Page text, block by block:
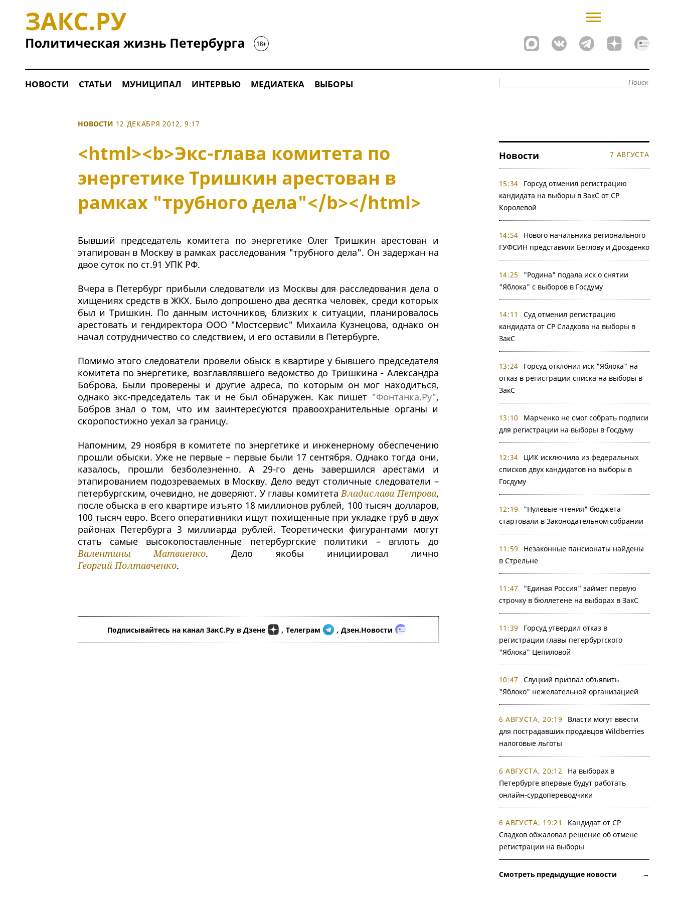
НОВОСТИ СТАТЬИ МУНИЦИПАЛ ИНТЕРВЬЮ МЕДИАТЕКА ВЫБОРЫ
НОВОСТИ 12 ДЕКАБРЯ 2012, 9:17
<html><b>Экс-глава комитета по
энергетике Тришкин арестован в
рамках "трубного дела"</b></html>
Бывший председатель комитета по энергетике Олег Тришкин арестован и
этапирован в Москву в рамках расследования "трубного дела". Он задержан на
двое суток по ст.91 УПК РФ.
Вчера в Петербург прибыли следователи из Москвы для расследования дела о
хищениях средств в ЖКХ. Было допрошено два десятка человек, среди которых
был и Тришкин. По данным источников, близких к ситуации, планировалось
арестовать и гендиректора ООО "Мостсервис" Михаила Кузнецова, однако он
начал сотрудничество со следствием, и его оставили в Петербурге.
Помимо этого следователи провели обыск в квартире у бывшего председателя
комитета по энергетике, возглавлявшего ведомство до Тришкина - Александра
Боброва. Были проверены и другие адреса, по которым он мог находиться,
однако экс-председатель так и не был обнаружен. Как пишет "Фонтанка.Ру",
Бобров знал о том, что им заинтересуются правоохранительные органы и
скоропостижно уехал за границу.
Напомним, 29 ноября в комитете по энергетике и инженерному обеспечению
прошли обыски. Уже не первые – первые были 17 сентября. Однако тогда они,
казалось, прошли безболезненно. А 29-го день завершился арестами и
этапированием подозреваемых в Москву. Дело ведут столичные следователи –
петербургским, очевидно, не доверяют. У главы комитетаВладислава Петрова,
после обыска в его квартире изъято 18 миллионов рублей, 100 тысяч долларов,
100 тысяч евро. Всего оперативники ищут похищенные при укладке труб в двух
районах Петербурга 3 миллиарда рублей. Теоретически фигурантами могут
стать самые высокопоставленные петербургские политики – вплоть до
Валентины Матвиенко. Дело якобы инициировал лично
Георгий Полтавченко.
Подписывайтесь на канал ЗакС.Ру в Дзене , Телеграм , Дзен.Новости
Новости 7 АВГУСТА
15:34
Горсуд отменил регистрацию
кандидата на выборы в ЗакС от СР
Королевой
14:54
Нового начальника регионального
ГУФСИН представили Беглову и Дрозденко
14:25
"Родина" подала иск о снятии
"Яблока" с выборов в Госдуму
14:11
Суд отменил регистрацию
кандидата от СР Сладкова на выборы в
ЗакС
13:24
Горсуд отклонил иск "Яблока" на
отказ в регистрации списка на выборы в
ЗакС
13:10
Марченко не смог собрать подписи
для регистрации на выборы в Госдуму
12:34
ЦИК исключила из федеральных
списков двух кандидатов на выборы в
Госдуму
12:19
"Нулевые чтения" бюджета
стартовали в Законодательном собрании
11:59
Незаконные пансионаты найдены
в Стрельне
11:47
"Единая Россия" займет первую
строчку в бюллетене на выборах в ЗакС
11:39
Горсуд утвердил отказ в
регистрации главы петербургского
"Яблока" Цепиловой
10:47
Слуцкий призвал объявить
"Яблоко" нежелательной организацией
6 АВГУСТА, 20:19
Власти могут ввести
для пострадавших продавцов Wildberries
налоговые льготы
6 АВГУСТА, 20:12
На выборах в
Петербурге впервые будут работать
онлайн-сурдопереводчики
6 АВГУСТА, 19:21
Кандидат от СР
Сладков обжаловал решение об отмене
регистрации на выборы
Смотреть предыдущие новости →